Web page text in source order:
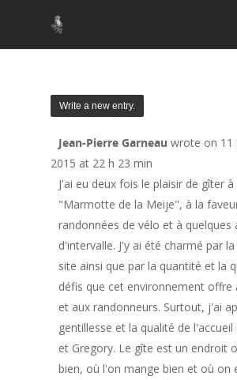
Jean-Pierre Garneau wrote on 11
2015 at 22 h 23 min
J'ai eu deux fois le plaisir de gîter à
"Marmotte de la Meije", à la
randonnées de vélo et à quelques
d'intervalle. J'y ai été charmé par
site ainsi que par la quantité et la
défis que cet environnement offre
et aux randonneurs. Surtout, j'ai
gentillesse et la qualité de l'accueil
et Gregory. Le gîte est un endroit
bien, où l'on mange bien et où on